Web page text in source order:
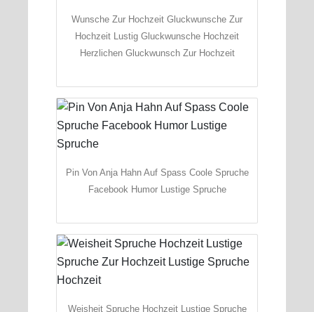
Wunsche Zur Hochzeit Gluckwunsche Zur
Hochzeit Lustig Gluckwunsche Hochzeit
Herzlichen Gluckwunsch Zur Hochzeit
Pin Von Anja Hahn Auf Spass Coole Spruche
Facebook Humor Lustige Spruche
Weisheit Spruche Hochzeit Lustige Spruche